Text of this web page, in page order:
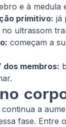
e à medula
primitivo: já
ultrassom
começam a
dos membros:
a
fase. Entre